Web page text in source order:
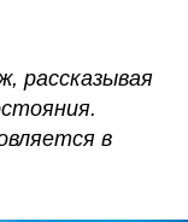
рассказывая
в